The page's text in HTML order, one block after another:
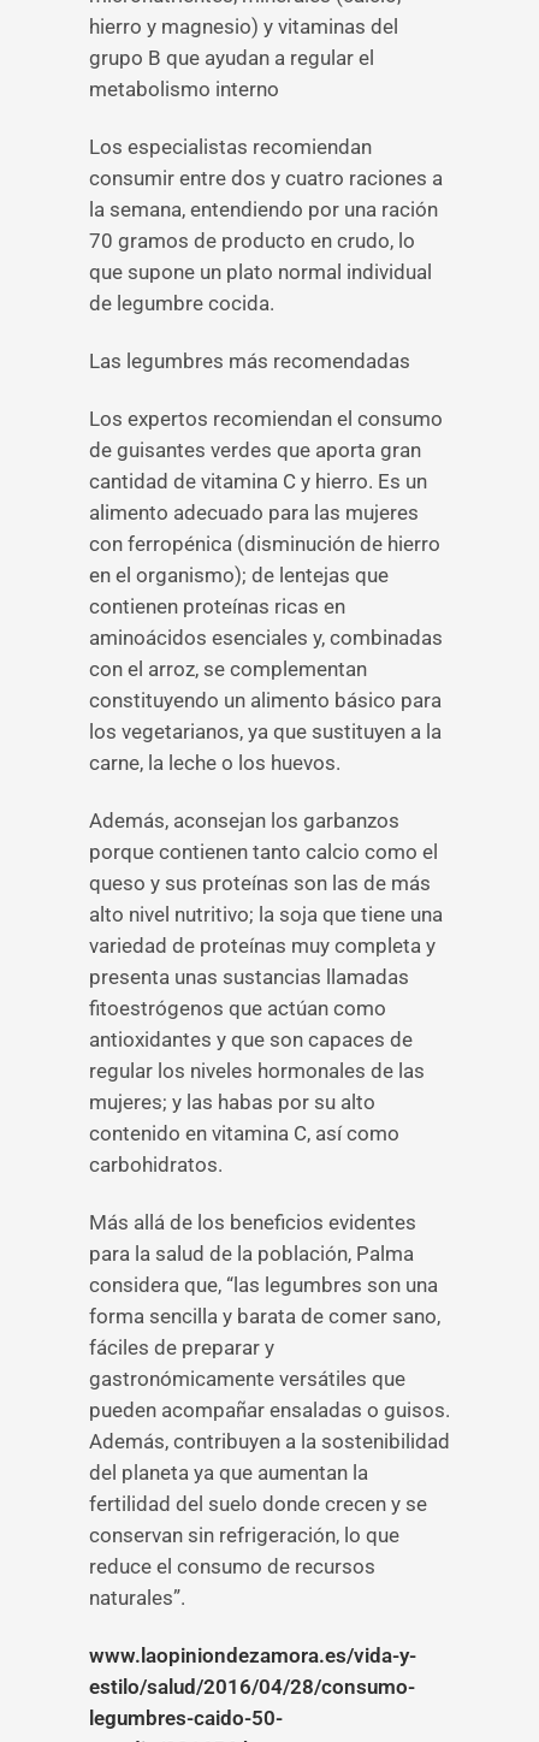
hierro y magnesio) y vitaminas del
grupo B que ayudan a regular el
metabolismo interno
Los especialistas recomiendan
consumir entre dos y cuatro raciones a
la semana, entendiendo por una ración
70 gramos de producto en crudo, lo
que supone un plato normal individual
de legumbre cocida.
Las legumbres más recomendadas
Los expertos recomiendan el consumo
de guisantes verdes que aporta gran
cantidad de vitamina C y hierro. Es un
alimento adecuado para las mujeres
con ferropénica (disminución de hierro
en el organismo); de lentejas que
contienen proteínas ricas en
aminoácidos esenciales y, combinadas
con el arroz, se complementan
constituyendo un alimento básico para
los vegetarianos, ya que sustituyen a la
carne, la leche o los huevos.
Además, aconsejan los garbanzos
porque contienen tanto calcio como el
queso y sus proteínas son las de más
alto nivel nutritivo; la soja que tiene una
variedad de proteínas muy completa y
presenta unas sustancias llamadas
fitoestrógenos que actúan como
antioxidantes y que son capaces de
regular los niveles hormonales de las
mujeres; y las habas por su alto
contenido en vitamina C, así como
carbohidratos.
Más allá de los beneficios evidentes
para la salud de la población, Palma
considera que, “las legumbres son una
forma sencilla y barata de comer sano,
fáciles de preparar y
gastronómicamente versátiles que
pueden acompañar ensaladas o guisos.
Además, contribuyen a la sostenibilidad
del planeta ya que aumentan la
fertilidad del suelo donde crecen y se
conservan sin refrigeración, lo que
reduce el consumo de recursos
naturales”.
www.laopiniondezamora.es/vida-y-
estilo/salud/2016/04/28/consumo-
legumbres-caido-50-